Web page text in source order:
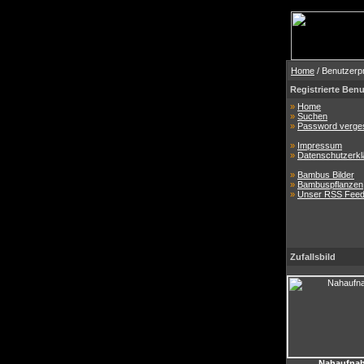
Home /
Registrierte
» Home
» Suchen
» Password
» Impressum
»
» Bambus Bilder
» Bambuspflanzen
» Unser RSS Feed
Zufallsbild